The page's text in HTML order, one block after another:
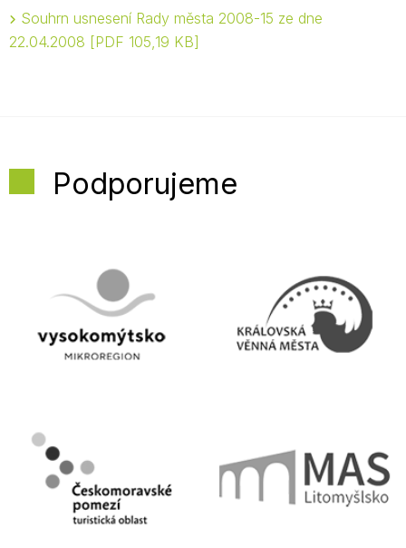
Souhrn usnesení Rady města 2008-15 ze dne
22.04.2008
PDF 105,19 KB
Podporujeme